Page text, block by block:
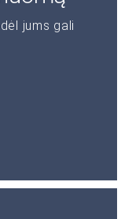
jums gali